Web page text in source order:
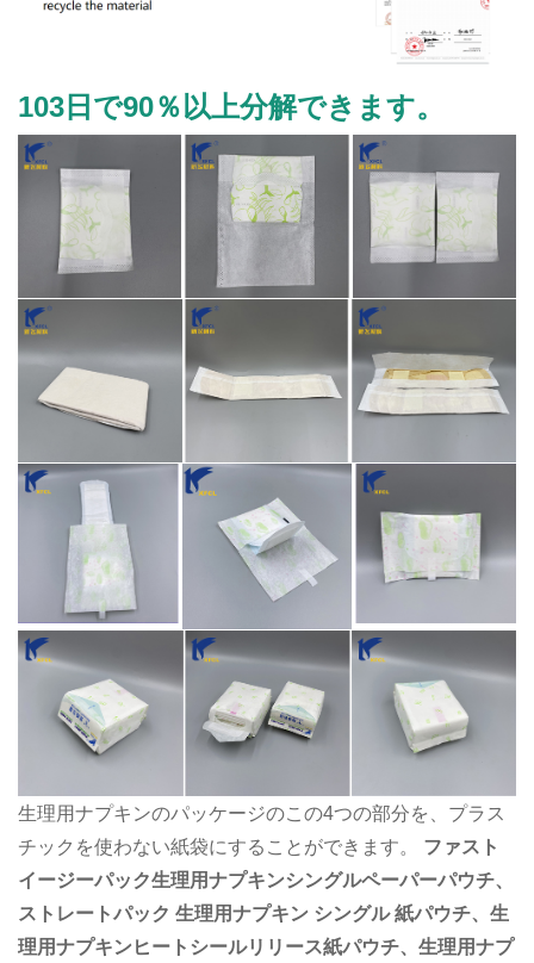
103日で90％以上分解できます。
生理用ナプキンのパッケージのこの4つの部分を、プラス
チックを使わない紙袋にすることができます。 ファスト
イージーパック生理用ナプキンシングルペーパーパウチ、
ストレートパック 生理用ナプキン シングル紙パウチ、生
理用ナプキンヒートシールリリース紙パウチ、生理用ナプ